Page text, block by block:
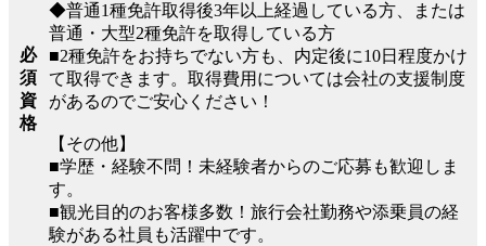
必
須
資
格
◆普通1種免許取得後3年以上経過している方、または
普通・大型2種免許を取得している方
■2種免許をお持ちでない方も、内定後に10日程度かけ
て取得できます。取得費用については会社の支援制度
があるのでご安心ください！
【その他】
■学歴・経験不問！未経験者からのご応募も歓迎しま
す。
■観光目的のお客様多数！旅行会社勤務や添乗員の経
験がある社員も活躍中です。